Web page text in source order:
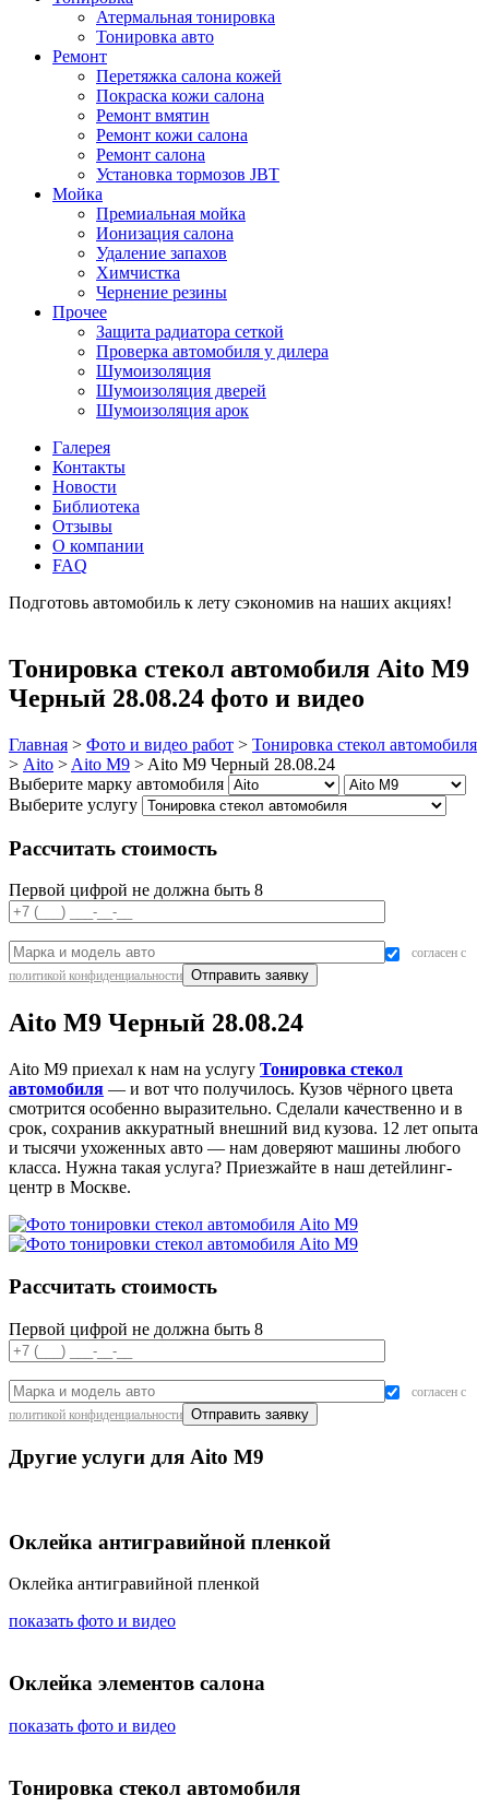
Атермальная тонировка
Тонировка авто
Ремонт
Перетяжка салона кожей
Покраска кожи салона
Ремонт вмятин
Ремонт кожи салона
Ремонт салона
Установка тормозов JBT
Мойка
Премиальная мойка
Ионизация салона
Удаление запахов
Химчистка
Чернение резины
Прочее
Защита радиатора сеткой
Проверка автомобиля у дилера
Шумоизоляция
Шумоизоляция дверей
Шумоизоляция арок
Галерея
Контакты
Новости
Библиотека
Отзывы
О компании
FAQ
Подготовь автомобиль к лету сэкономив на наших акциях!
Тонировка стекол автомобиля Aito M9
Черный 28.08.24 фото и видео
Главная > Фото и видео работ > Тонировка стекол автомобиля
> Aito > Aito M9 > Aito M9 Черный 28.08.24
Выберите марку автомобиля
Выберите услугу
Рассчитать стоимость
Первой цифрой не должна быть 8
согласен с
политикой конфиденциальности
Aito M9 Черный 28.08.24
Aito M9 приехал к нам на услугу Тонировка стекол
автомобиля — и вот что получилось. Кузов чёрного цвета
смотрится особенно выразительно. Сделали качественно и в
срок, сохранив аккуратный внешний вид кузова. 12 лет опыта
и тысячи ухоженных авто — нам доверяют машины любого
класса. Нужна такая услуга? Приезжайте в наш детейлинг-
центр в Москве.
Рассчитать стоимость
Первой цифрой не должна быть 8
согласен с
политикой конфиденциальности
Другие услуги для Aito M9
Оклейка антигравийной пленкой
Оклейка антигравийной пленкой
показать фото и видео
Оклейка элементов салона
показать фото и видео
Тонировка стекол автомобиля